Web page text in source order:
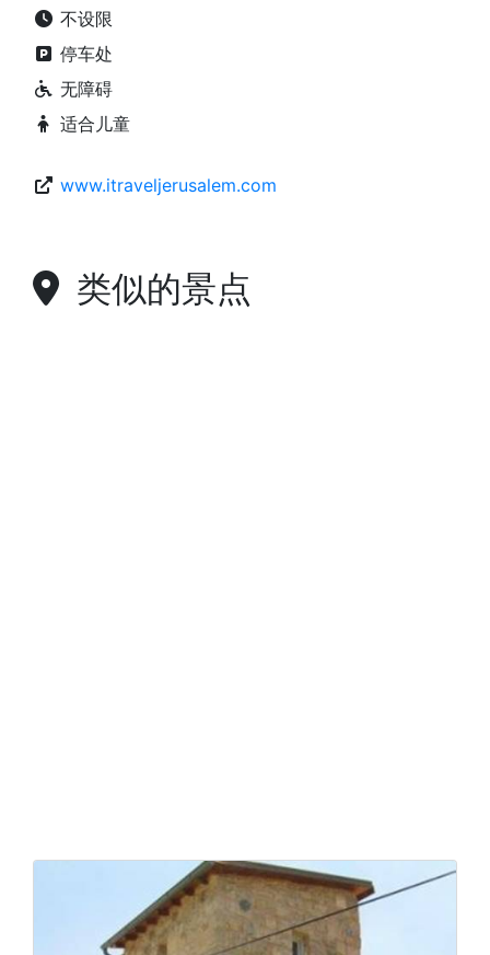
不设限
停车处
无障碍
适合儿童
www.itraveljerusalem.com
类似的景点